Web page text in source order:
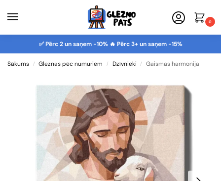
0
✅ Pērc 2 un saņem -10% 🔥 Pērc 3+ un saņem -15%
Sākums / Gleznas pēc numuriem / Dzīvnieki / Gaismas harmonija